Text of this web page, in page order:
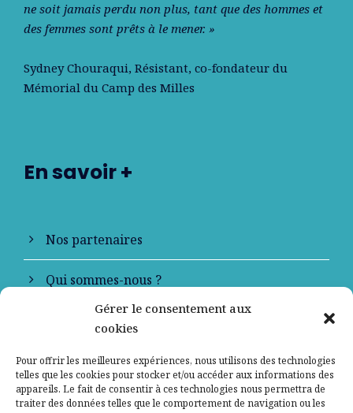
Gérer le consentement aux
cookies
Pour offrir les meilleures expériences, nous utilisons des technologies
telles que les cookies pour stocker et/ou accéder aux informations des
appareils. Le fait de consentir à ces technologies nous permettra de
traiter des données telles que le comportement de navigation ou les
ne soit jamais perdu non plus, tant que des hommes et
des femmes sont prêts à le mener. »
Sydney Chouraqui, Résistant, co-fondateur du
Mémorial du Camp des Milles
En savoir +
Nos partenaires
Qui sommes-nous ?
Contactez-nous
Mentions légales
Politique de confidentialité